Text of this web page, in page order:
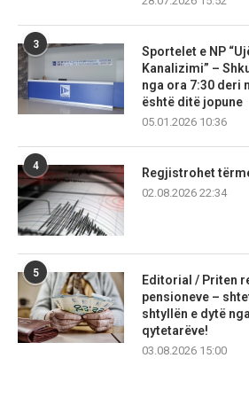
3
Sportelet e NP
Kanalizimi” –
nga ora 7:30 deri
është ditë jopune
05.01.2026 10:36
4
Regjistrohet
02.08.2026 22:34
5
Editorial / Priten
pensioneve –
shtyllën e dytë
qytetarëve!
03.08.2026 15:00